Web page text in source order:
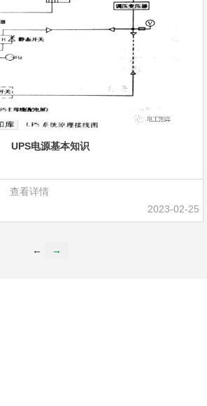
UPS电源基本知识
查看详情
2023-02-25
← →